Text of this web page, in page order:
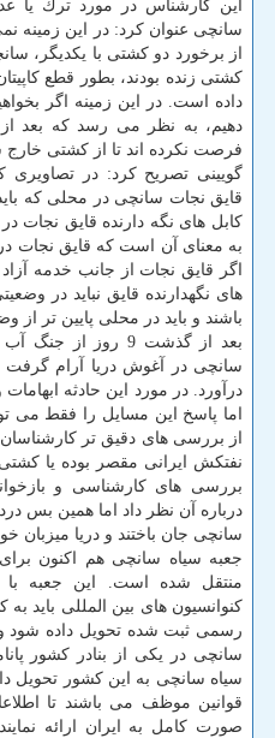
این كارشناس در مورد ترك یا
سانچی عنوان كرد: در این زمینه
از برخورد دو كشتی با یكدیگر،
كشتی زنده بودند، بطور قطع
داده است. در این زمینه اگر
دهیم، به نظر می رسد كه بعد از
فرصت نكرده اند تا از كشتی خارج
گویینی تصریح كرد: در تصاویری
قایق نجات سانچی در محلی كه
كابل های نگه دارنده قایق نجات
به معنای آن است كه قایق نجات در
اگر قایق نجات از جانب خدمه
های نگهدارنده قایق نباید در
باشند و باید در محلی پایین تر از
بعد از گذشت 9 روز
سانچی در آغوش دریا آرام
درآورد. در مورد این حادثه
اما پاسخ این مسایل را فقط می
از بررسی های دقیق تر
نفتكش ایرانی مقصر بوده یا
بررسی های كارشناسی و
سانچی جان باختند و دریا میزبان
جعبه سیاه سانچی هم اكنون
منتقل شده است. این جعبه با
كنوانسیون های بین المللی
رسمی ثبت شده تحویل داده شود و
سانچی در یكی از بنادر كشور
سیاه سانچی به این كشور تحویل
قوانین موظف می باشند تا
صورت كامل به ایران ارائه